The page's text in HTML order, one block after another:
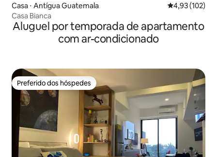
Casa ⋅ Antígua Guatemala 4,93 de uma
4,93 (102)
Casa Bianca
Aluguel por temporada de apartamento
com ar-condicionado
Preferido dos hóspedes
Preferido dos hóspedes